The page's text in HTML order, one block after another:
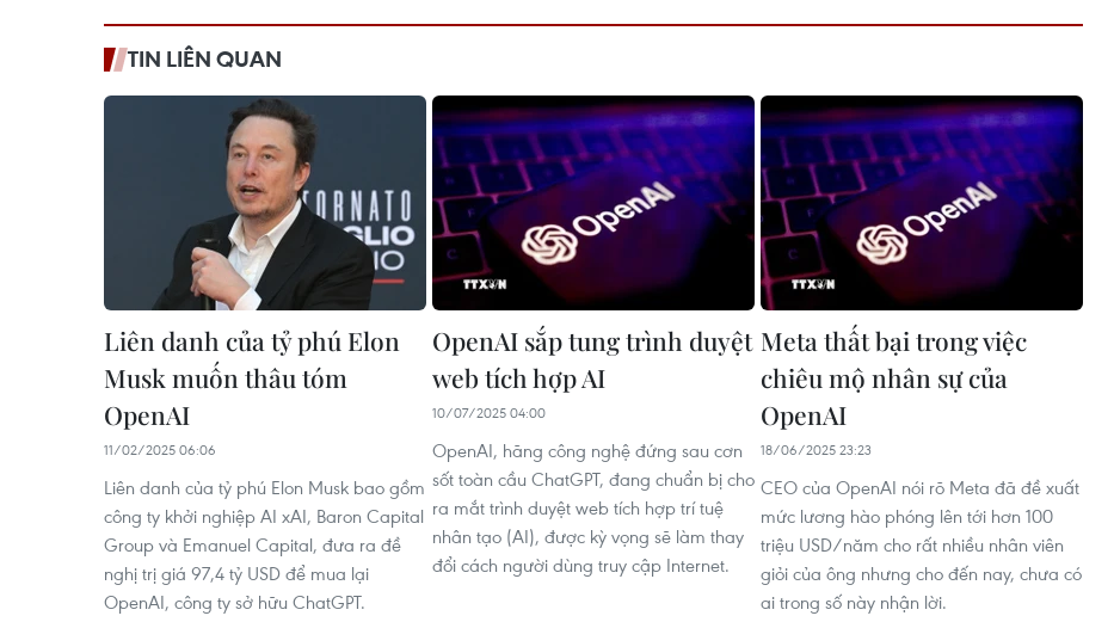
TIN LIÊN QUAN
Liên danh của tỷ phú Elon
Musk muốn thâu tóm
OpenAI
11/02/2025 06:06
Liên danh của tỷ phú Elon Musk bao gồm
công ty khởi nghiệp AI xAI, Baron Capital
Group và Emanuel Capital, đưa ra đề
nghị trị giá 97,4 tỷ USD để mua lại
OpenAI, công ty sở hữu ChatGPT.
OpenAI sắp tung trình duyệt
web tích hợp AI
10/07/2025 04:00
OpenAI, hãng công nghệ đứng sau cơn
sốt toàn cầu ChatGPT, đang chuẩn bị cho
ra mắt trình duyệt web tích hợp trí tuệ
nhân tạo (AI), được kỳ vọng sẽ làm thay
đổi cách người dùng truy cập Internet.
Meta thất bại trong việc
chiêu mộ nhân sự của
OpenAI
18/06/2025 23:23
CEO của OpenAI nói rõ Meta đã đề xuất
mức lương hào phóng lên tới hơn 100
triệu USD/năm cho rất nhiều nhân viên
giỏi của ông nhưng cho đến nay, chưa có
ai trong số này nhận lời.